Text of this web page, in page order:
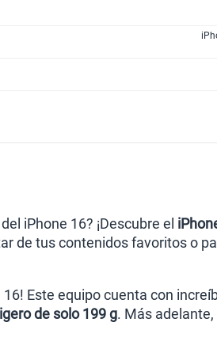
iPhone 16? ¡Descubre el
de tus contenidos favoritos o
16! Este equipo cuenta con
de solo 199 g. Más